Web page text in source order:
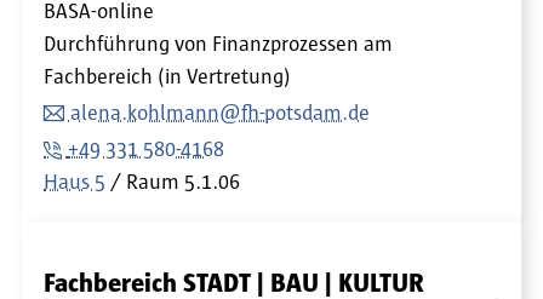
BASA-online
Durchführung von Finanzprozessen am
Fachbereich (in Vertretung)
alena.kohlmann@fh-potsdam.de
+49 331 580-4168
Haus 5
Raum 5.1.06
Fachbereich STADT | BAU | KULTUR